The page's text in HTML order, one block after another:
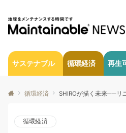
サステナブル 循環経済 再生
循環経済 SHIROが描く未来──リ
循環経済